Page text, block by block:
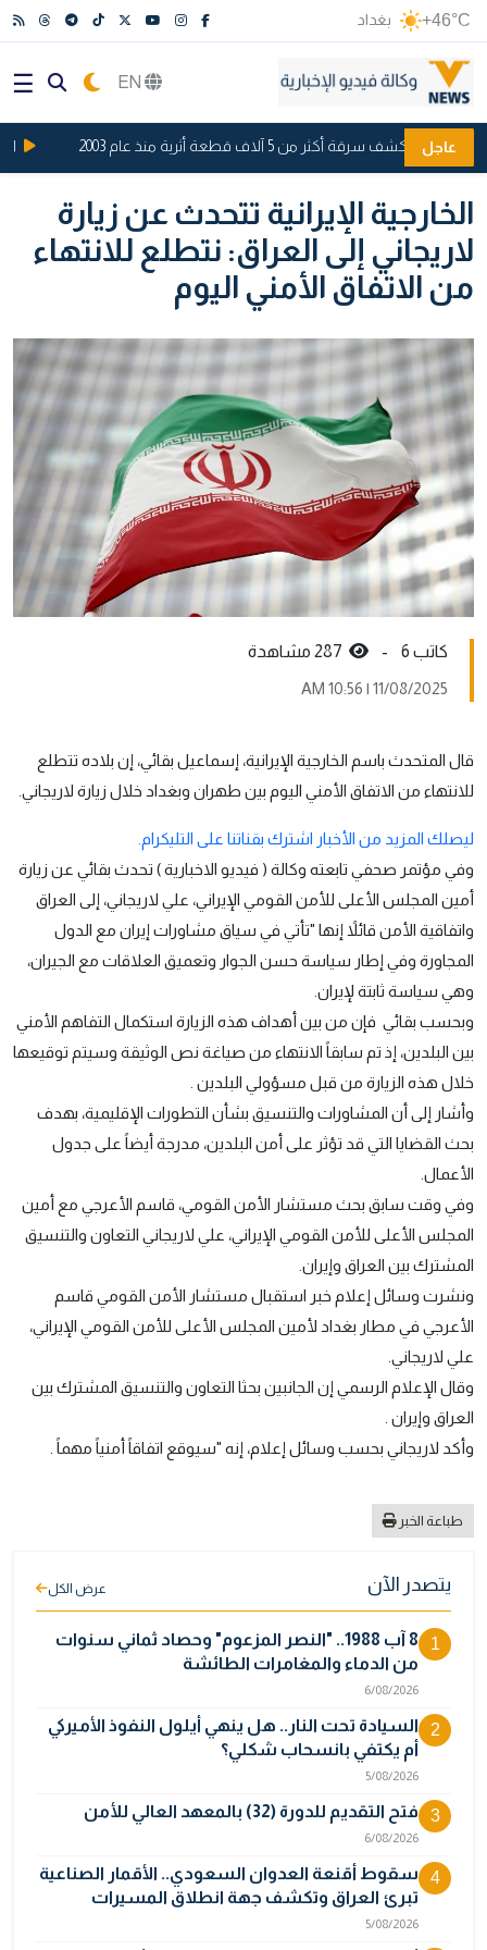
+46°C بغداد
عاجل
سرقة أكثر من 5 آلاف قطعة أثرية منذ عام 2003 المرور العامة تعزز
الخارجية الإيرانية تتحدث عن زيارة
لاريجاني إلى العراق: نتطلع للانتهاء
من الاتفاق الأمني اليوم
كاتب 6 -
11/08/2025 | 10:56 AM
قال المتحدث باسم الخارجية الإيرانية، إسماعيل بقائي، إن بلاده تتطلع
للانتهاء من الاتفاق الأمني اليوم بين طهران وبغداد خلال زيارة لاريجاني.
ليصلك المزيد من الأخبار اشترك بقناتنا على التليكرام.
وفي مؤتمر صحفي تابعته وكالة ( فيديو الاخبارية ) تحدث بقائي عن زيارة
أمين المجلس الأعلى للأمن القومي الإيراني، علي لاريجاني، إلى العراق
واتفاقية الأمن قائلاً إنها "تأتي في سياق مشاورات إيران مع الدول
المجاورة وفي إطار سياسة حسن الجوار وتعميق العلاقات مع الجيران،
وهي سياسة ثابتة لإيران.
وبحسب بقائي فإن من بين أهداف هذه الزيارة استكمال التفاهم الأمني
بين البلدين، إذ تم سابقاً الانتهاء من صياغة نص الوثيقة وسيتم توقيعها
خلال هذه الزيارة من قبل مسؤولي البلدين .
وأشار إلى أن المشاورات والتنسيق بشأن التطورات الإقليمية، بهدف
بحث القضايا التي قد تؤثر على أمن البلدين، مدرجة أيضاً على جدول
الأعمال.
وفي وقت سابق بحث مستشار الأمن القومي، قاسم الأعرجي مع أمين
المجلس الأعلى للأمن القومي الإيراني، علي لاريجاني التعاون والتنسيق
المشترك بين العراق وإيران.
ونشرت وسائل إعلام خبر استقبال مستشار الأمن القومي قاسم
الأعرجي في مطار بغداد لأمين المجلس الأعلى للأمن القومي الإيراني،
علي لاريجاني.
وقال الإعلام الرسمي إن الجانبين بحثا التعاون والتنسيق المشترك بين
العراق وإيران .
وأكد لاريجاني بحسب وسائل إعلام، إنه "سيوقع اتفاقاً أمنياً مهماً .
طباعة الخبر
يتصدر الآن عرض الكل
1
8 آب 1988.. "النصر المزعوم" وحصاد ثماني سنوات
من الدماء والمغامرات الطائشة
6/08/2026
2
السيادة تحت النار.. هل ينهي أيلول النفوذ الأميركي
أم يكتفي بانسحاب شكلي؟
5/08/2026
3 فتح التقديم للدورة (32) بالمعهد العالي للأمن
6/08/2026
4
سقوط أقنعة العدوان السعودي.. الأقمار الصناعية
تبرئ العراق وتكشف جهة انطلاق المسيرات
5/08/2026